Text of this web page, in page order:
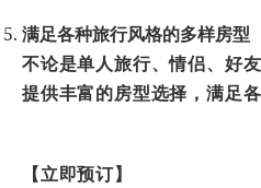
满足各种旅行风格的多样房型
不论是单人旅行、情侣、好
提供丰富的房型选择 ，满足
【立即预订】